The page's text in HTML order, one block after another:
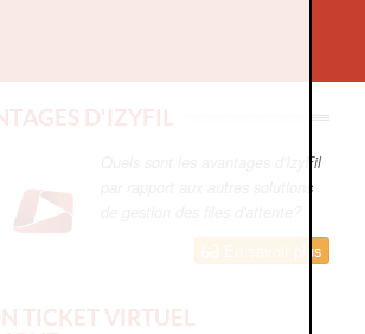
D'IZYFIL
Quels sont les avantages d'IzyFil
par rapport aux autres solutions
En savoir plus
TICKET VIRTUEL